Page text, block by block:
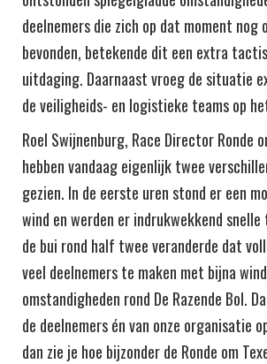
deelnemers die zich op dat moment nog
bevonden, betekende dit een extra
uitdaging. Daarnaast vroeg de situatie
de veiligheids- en logistieke teams op
Roel Swijnenburg, Race Director Ronde
hebben vandaag eigenlijk twee
gezien. In de eerste uren stond er een
wind en werden er indrukwekkend snelle
de bui rond half twee veranderde dat
veel deelnemers te maken met bijna
omstandigheden rond De Razende Bol.
de deelnemers én van onze organisatie
dan zie je hoe bijzonder de Ronde om